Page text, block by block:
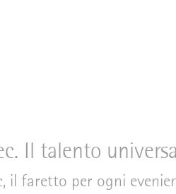
Il talento
il faretto per ogni